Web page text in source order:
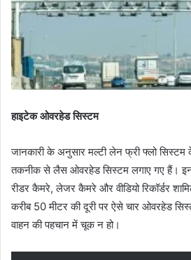
हाइटेक ओवरहेड सिस्टम
जानकारी के अनुसार मल्टी लेन फ्री फ्लो
तकनीक से लैस ओवरहेड सिस्टम लगाए गए हैं।
रीडर कैमरे, लेजर कैमरे और वीडियो रिकॉर्डर
करीब 50 मीटर की दूरी पर ऐसे चार ओवरहेड
वाहन की पहचान में चूक न हो।